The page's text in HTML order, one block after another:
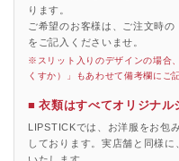
ります。
ご希望のお客様は、ご注文時
をご記入くださいませ。
※スリット入りのデザインの場合
くすか）」もあわせて備考欄にご
■ 衣類はすべてオリジナル
LIPSTICKでは、お洋服をお包
しております。実店舗と同様
いたします。